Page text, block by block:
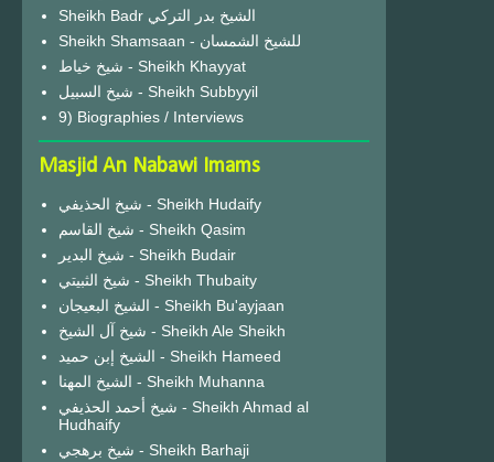
Sheikh Badr الشيخ بدر التركي
Sheikh Shamsaan - للشيخ الشمسان
شيخ خياط - Sheikh Khayyat
شيخ السبيل - Sheikh Subbyyil
9) Biographies / Interviews
Masjid An Nabawi Imams
شيخ الحذيفي - Sheikh Hudaify
شيخ القاسم - Sheikh Qasim
شيخ البدير - Sheikh Budair
شيخ الثبيتي - Sheikh Thubaity
الشيخ البعيجان - Sheikh Bu'ayjaan
شيخ آل الشيخ - Sheikh Ale Sheikh
الشيخ إبن حميد - Sheikh Hameed
الشيخ المهنا - Sheikh Muhanna
شيخ أحمد الحذيفي - Sheikh Ahmad al
Hudhaify
شيخ برهجي - Sheikh Barhaji